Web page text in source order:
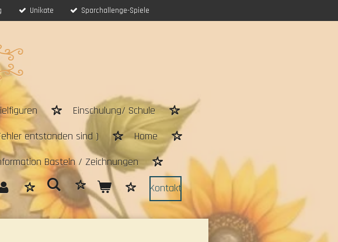
Unikate Sparchallenge-Spiele
Einschulung/ Schule
entstanden sind )
Home
Basteln / Zeichnungen
Kontakt